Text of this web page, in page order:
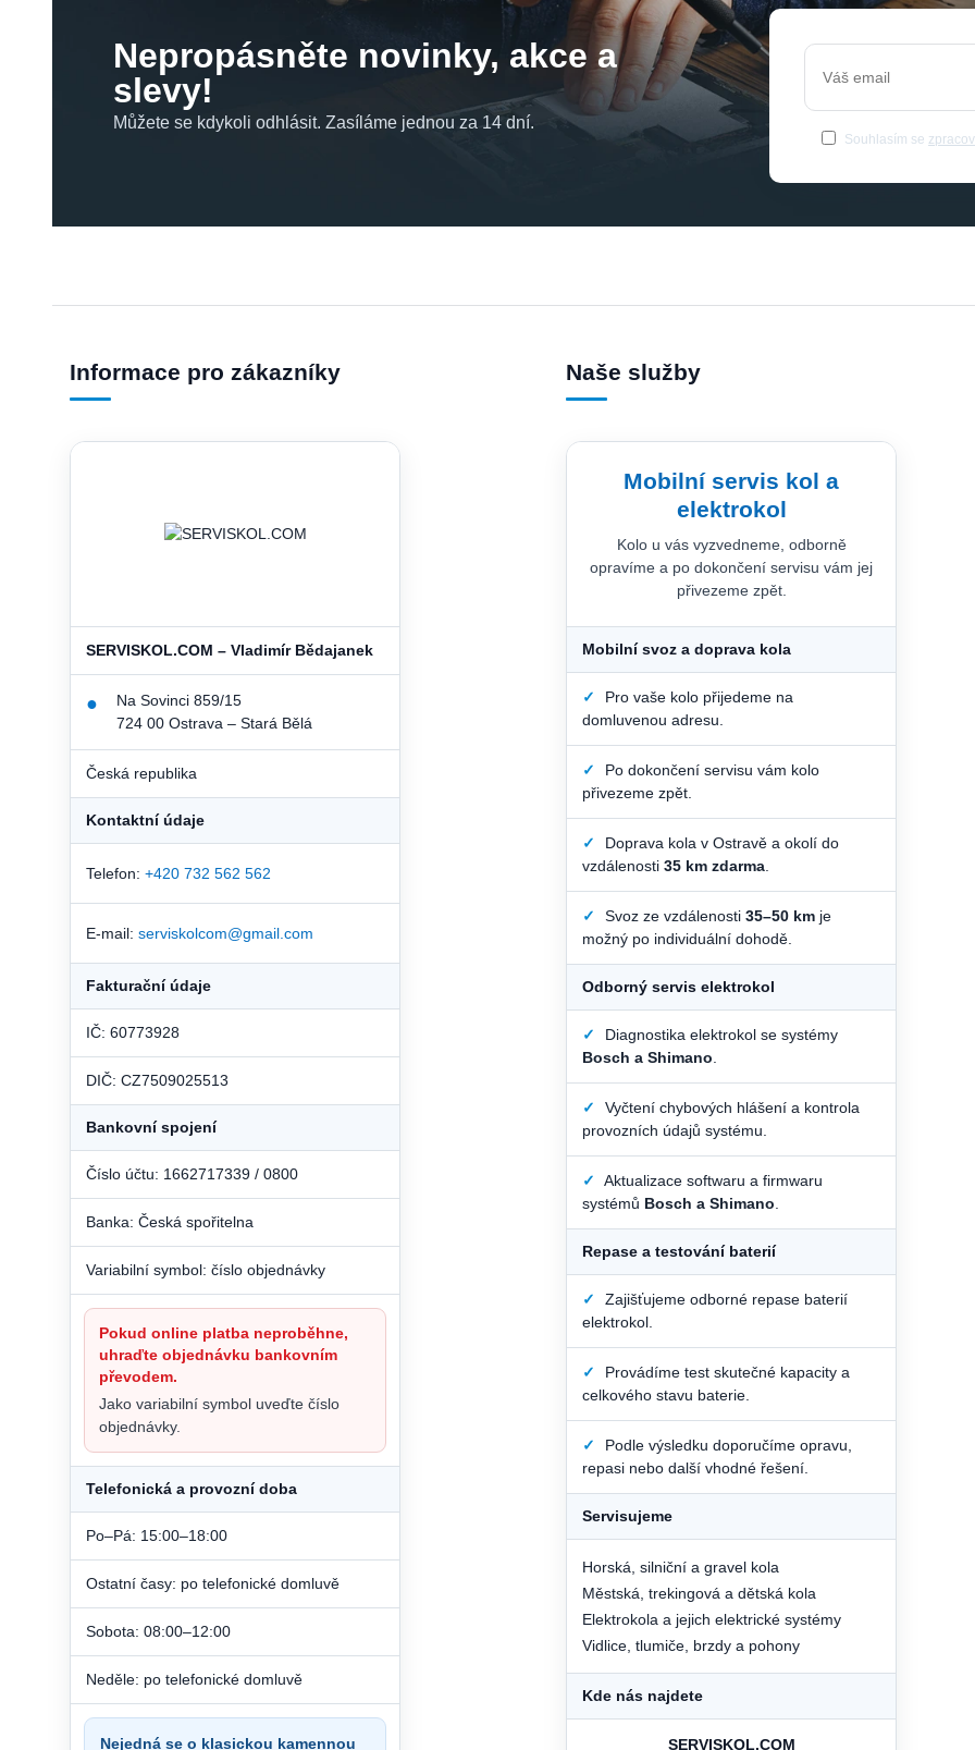
Nepropásněte novinky, akce a
slevy!
Můžete se kdykoli odhlásit. Zasíláme jednou za 14 dní.
Souhlasím se
Informace pro zákazníky
SERVISKOL.COM – Vladimír Bědajanek
●
Na Sovinci 859/15
724 00 Ostrava – Stará Bělá
Česká republika
Kontaktní údaje
Telefon: +420 732 562 562
E-mail: serviskolcom@gmail.com
Fakturační údaje
IČ: 60773928
DIČ: CZ7509025513
Bankovní spojení
Číslo účtu: 1662717339 / 0800
Banka: Česká spořitelna
Variabilní symbol: číslo objednávky
Pokud online platba neproběhne,
uhraďte objednávku bankovním
převodem.
Jako variabilní symbol uveďte číslo
objednávky.
Telefonická a provozní doba
Po–Pá: 15:00–18:00
Ostatní časy: po telefonické domluvě
Sobota: 08:00–12:00
Neděle: po telefonické domluvě
Nejedná se o klasickou kamennou
Naše služby
Mobilní servis kol a
elektrokol
Kolo u vás vyzvedneme, odborně
opravíme a po dokončení servisu vám jej
přivezeme zpět.
Mobilní svoz a doprava kola
✓
Pro vaše kolo přijedeme na
domluvenou adresu.
✓
Po dokončení servisu vám kolo
přivezeme zpět.
✓
Doprava kola v Ostravě a okolí do
vzdálenosti 35 km zdarma
✓ Svoz ze vzdálenosti 35–50 km je
možný po individuální dohodě.
Odborný servis elektrokol
✓
Diagnostika elektrokol se systémy
Bosch a Shimano
✓
Vyčtení chybových hlášení a kontrola
provozních údajů systému.
✓
Aktualizace softwaru a firmwaru
systémů Bosch a Shimano
Repase a testování baterií
✓
Zajišťujeme odborné repase baterií
elektrokol.
✓
Provádíme test skutečné kapacity a
celkového stavu baterie.
✓
Podle výsledku doporučíme opravu,
repasi nebo další vhodné řešení.
Servisujeme
Horská, silniční a gravel kola
Městská, trekingová a dětská kola
Elektrokola a jejich elektrické systémy
Vidlice, tlumiče, brzdy a pohony
Kde nás najdete
SERVISKOL.COM